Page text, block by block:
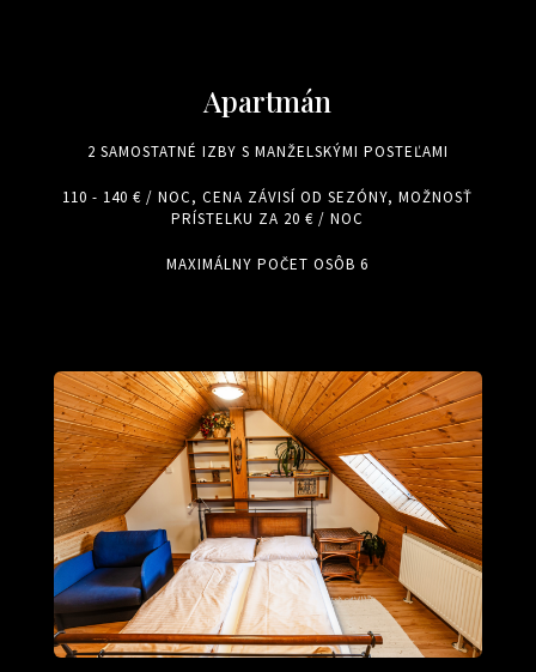
Apartmán
2 SAMOSTATNÉ IZBY S MANŽELSKÝMI POSTEĽAMI
110 - 140 € / NOC, CENA ZÁVISÍ OD SEZÓNY, MOŽNOSŤ
PRÍSTELKU ZA 20 € / NOC
MAXIMÁLNY POČET OSÔB 6